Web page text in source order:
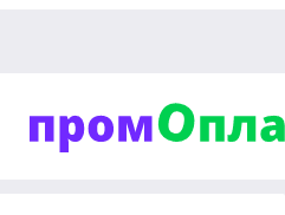
в наших
відходити від
лінійного ряду